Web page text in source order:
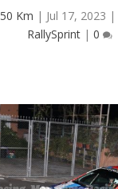
50 Km | Jul 17, 2023 |
RallySprint| 0